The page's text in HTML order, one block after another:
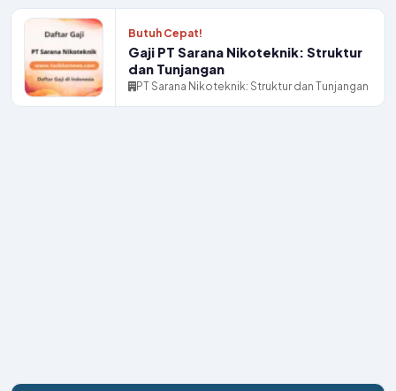
Butuh Cepat!
Gaji PT Sarana Nikoteknik: Struktur
dan Tunjangan
PT Sarana Nikoteknik: Struktur dan Tunjangan